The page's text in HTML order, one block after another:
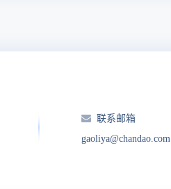
联系邮箱
gaoliya@chandao.com